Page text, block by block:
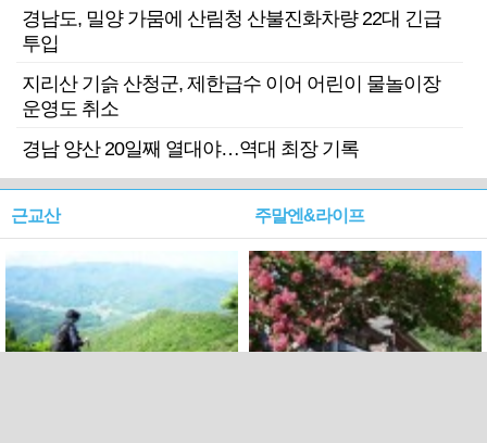
경남도, 밀양 가뭄에 산림청 산불진화차량 22대 긴급
투입
지리산 기슭 산청군, 제한급수 이어 어린이 물놀이장
운영도 취소
경남 양산 20일째 열대야…역대 최장 기록
근교산 주말엔&라이프